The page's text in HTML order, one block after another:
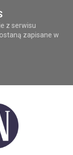
z serwisu
zapisane w